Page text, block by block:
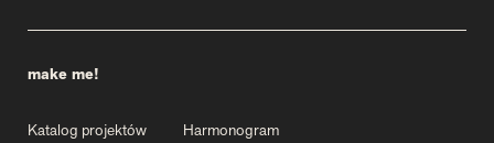
make me!
Katalog projektów Harmonogram